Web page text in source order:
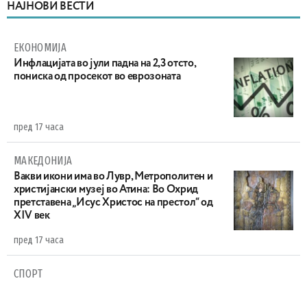
НАЈНОВИ ВЕСТИ
ЕКОНОМИЈА
Инфлацијата во јули падна на 2,3 отсто,
пониска од просекот во еврозоната
пред 17 часа
МАКЕДОНИЈА
Вакви икони има во Лувр, Метрополитен и
христијански музеј во Атина: Во Охрид
претставена „Исус Христос на престол“ од
XIV век
пред 17 часа
СПОРТ